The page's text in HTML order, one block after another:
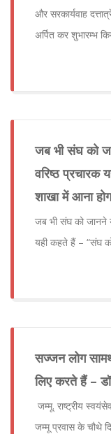
और सरकार्यवाह
अर्पित कर शुभारम्भ
जब भी संघ को
वरिष्ठ प्रचारक
शाखा में आना
जब भी संघ को जानने
यही कहते हैं – “संघ
सज्जन लोग
लिए करते हैं –
जम्मू. राष्ट्रीय
जम्मू प्रवास के चौथे